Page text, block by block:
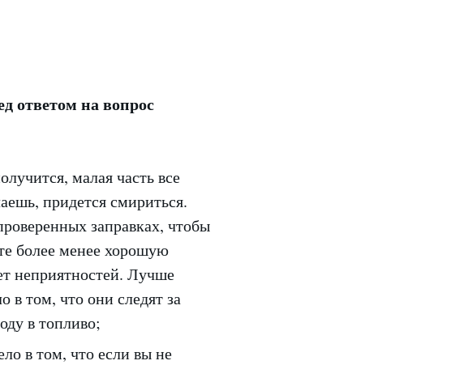
ответом на вопрос
малая часть все
придется смириться.
заправках, чтобы
более менее хорошую
неприятностей. Лучше
в том, что они следят за
в топливо;
в том, что если вы не